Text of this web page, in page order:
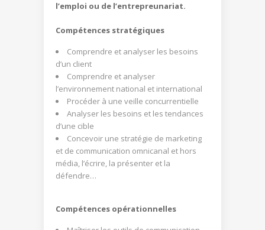
l’emploi ou de l’entrepreunariat.
Compétences stratégiques
Comprendre et analyser les besoins
d’un client
Comprendre et analyser
l’environnement national et international
Procéder à une veille concurrentielle
Analyser les besoins et les tendances
d’une cible
Concevoir une stratégie de marketing
et de communication omnicanal et hors
média, l’écrire, la présenter et la
défendre…
Compétences opérationnelles